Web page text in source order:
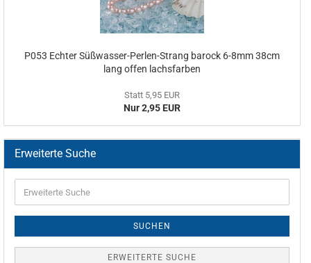
P053 Echter Süßwasser-Perlen-Strang barock 6-8mm 38cm
lang offen lachsfarben
Statt 5,95 EUR
Nur 2,95 EUR
Erweiterte Suche
SUCHEN
ERWEITERTE SUCHE